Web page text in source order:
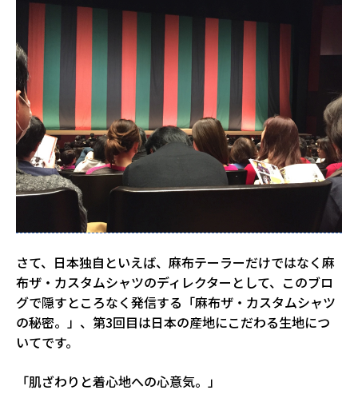
さて、日本独自といえば、麻布テーラーだけではなく麻
布ザ・カスタムシャツのディレクターとして、このブロ
グで隠すところなく発信する「麻布ザ・カスタムシャツ
の秘密。」、第3回目は日本の産地にこだわる生地につ
いてです。
「肌ざわりと着心地への心意気。」